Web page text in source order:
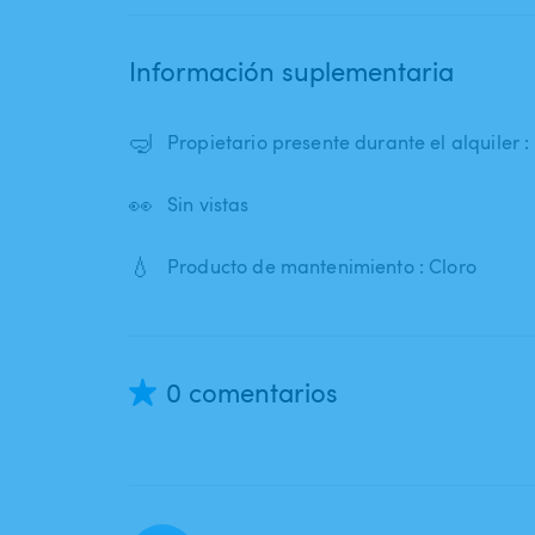
Información suplementaria
🤿 Propietario presente durante el alquiler :
👀 Sin vistas
💧 Producto de mantenimiento : Cloro
0 comentarios